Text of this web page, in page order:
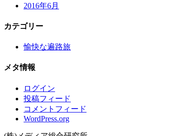
2016年6月
カテゴリー
愉快な遍路旅
メタ情報
ログイン
投稿フィード
コメントフィード
WordPress.org